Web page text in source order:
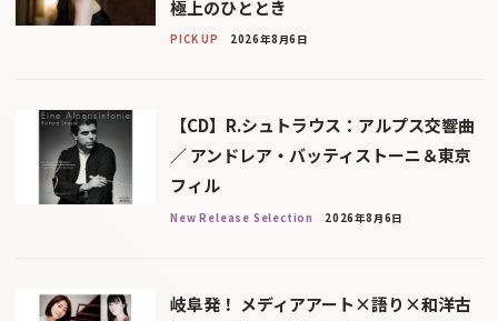
極上のひととき
PICK UP 2026年8月6日
【CD】R.シュトラウス：アルプス交響曲
／ アンドレア・バッティストーニ＆東京
フィル
New Release Selection 2026年8月6日
岐阜発！ メディアアート×語り×和洋古